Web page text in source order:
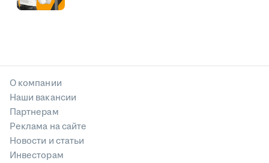
О компании
Наши вакансии
Партнерам
Реклама на сайте
Новости и статьи
Инвесторам